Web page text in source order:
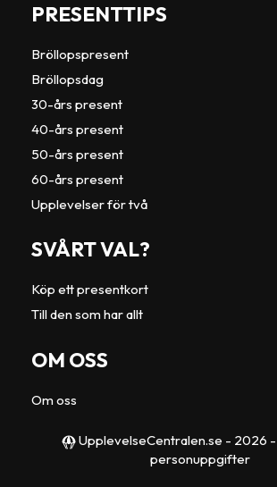
PRESENTTIPS
Bröllopspresent
Bröllopsdag
30-års present
40-års present
50-års present
60-års present
Upplevelser för två
SVÅRT VAL?
Köp ett presentkort
Till den som har allt
OM OSS
Om oss
UpplevelseCentralen.se - 2026 -
personuppgifter